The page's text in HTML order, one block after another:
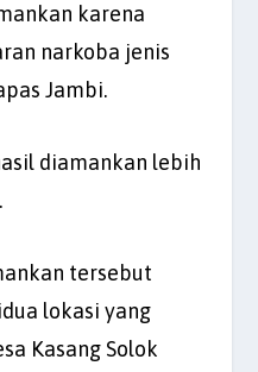
karena
narkoba jenis
Jambi.
diamankan lebih
tersebut
lokasi yang
Kasang Solok